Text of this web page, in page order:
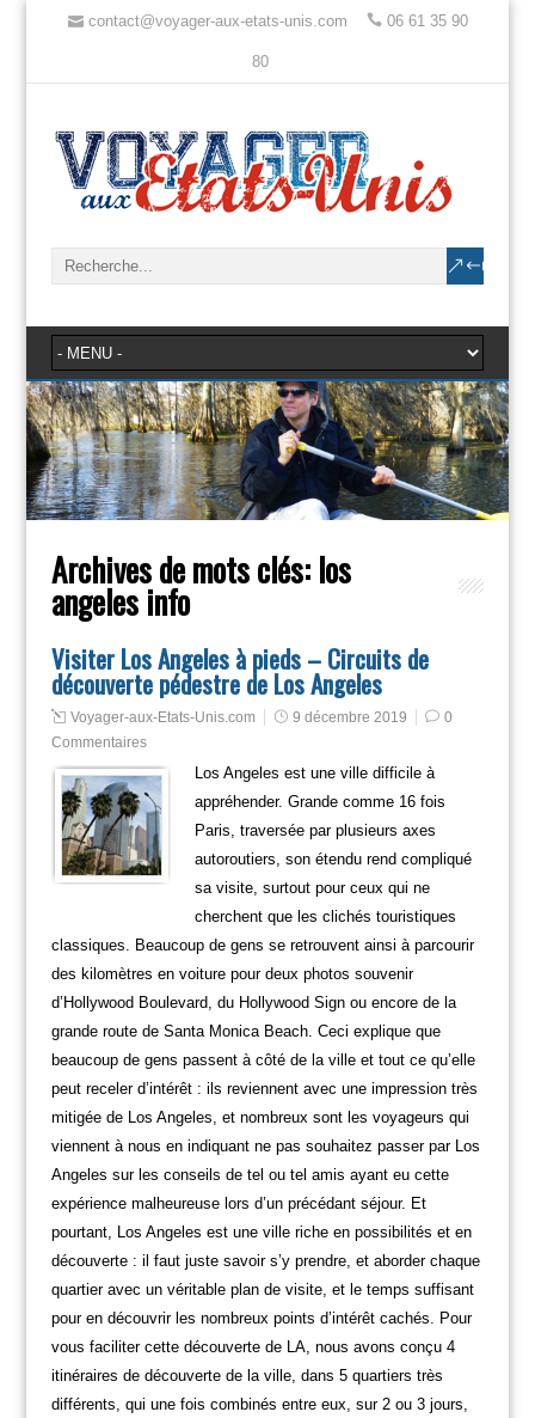
contact@voyager-aux-etats-unis.com 06 61 35 90
80
Archives de mots clés: los
angeles info
Visiter Los Angeles à pieds – Circuits de
découverte pédestre de Los Angeles
Voyager-aux-Etats-Unis.com 9 décembre 2019
0
Commentaires
Los Angeles est une ville difficile à
appréhender. Grande comme 16 fois
Paris, traversée par plusieurs axes
autoroutiers, son étendu rend compliqué
sa visite, surtout pour ceux qui ne
cherchent que les clichés touristiques
classiques. Beaucoup de gens se retrouvent ainsi à parcourir
des kilomètres en voiture pour deux photos souvenir
d’Hollywood Boulevard, du Hollywood Sign ou encore de la
grande route de Santa Monica Beach. Ceci explique que
beaucoup de gens passent à côté de la ville et tout ce qu’elle
peut receler d’intérêt : ils reviennent avec une impression très
mitigée de Los Angeles, et nombreux sont les voyageurs qui
viennent à nous en indiquant ne pas souhaitez passer par Los
Angeles sur les conseils de tel ou tel amis ayant eu cette
expérience malheureuse lors d’un précédant séjour. Et
pourtant, Los Angeles est une ville riche en possibilités et en
découverte : il faut juste savoir s’y prendre, et aborder chaque
quartier avec un véritable plan de visite, et le temps suffisant
pour en découvrir les nombreux points d’intérêt cachés. Pour
vous faciliter cette découverte de LA, nous avons conçu 4
itinéraires de découverte de la ville, dans 5 quartiers très
différents, qui une fois combinés entre eux, sur 2 ou 3 jours,